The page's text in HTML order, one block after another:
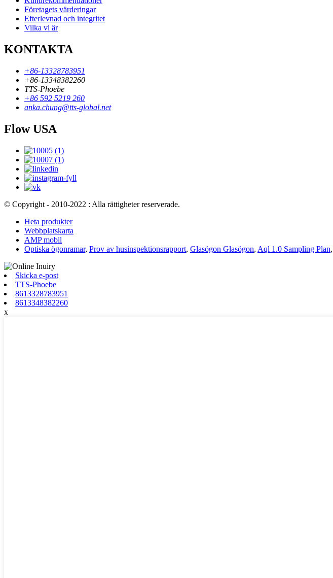
Företagets värderingar
Efterlevnad och integritet
Vilka vi är
KONTAKTA
+86-13328783951
+86-13348382260
TTS-Phoebe
+86 592 5219 260
anka.chung@tts-global.net
Flow USA
© Copyright - 2010-2022 : Alla rättigheter reserverade.
Heta produkter
Webbplatskarta
AMP mobil
Optiska ögonramar, Prov av husinspektionsrapport, Glasögon Glasögon, Aql 1.0 Sampling Plan,
Skicka e-post
TTS-Phoebe
8613328783951
8613348382260
x